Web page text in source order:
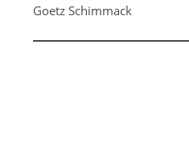
Goetz Schimmack